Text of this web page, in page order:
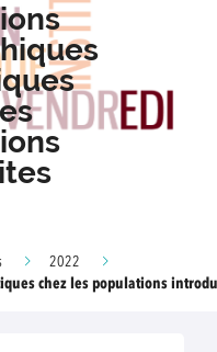
2022
chez les populations